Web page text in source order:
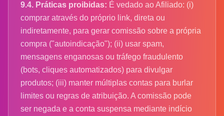
9.4. Práticas proibidas: É vedado ao Afiliado: (i)
comprar através do próprio link, direta ou
indiretamente, para gerar comissão sobre a própria
compra ("autoindicação"); (ii) usar spam,
mensagens enganosas ou tráfego fraudulento
(bots, cliques automatizados) para divulgar
produtos; (iii) manter múltiplas contas para burlar
limites ou regras de atribuição. A comissão pode
ser negada e a conta suspensa mediante indício